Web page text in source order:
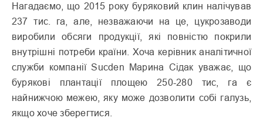
Нагадаємо, що 2015 року буряковий клин налічував
237 тис. га, але, незважаючи на це, цукрозаводи
виробили обсяги продукції, які повністю покрили
внутрішні потреби країни. Хоча керівник аналітичної
служби компанії Sucden Марина Сідак уважає, що
бурякові плантації площею 250-280 тис, га є
найнижчою межею, яку може дозволити собі галузь,
якщо хоче зберегтися.